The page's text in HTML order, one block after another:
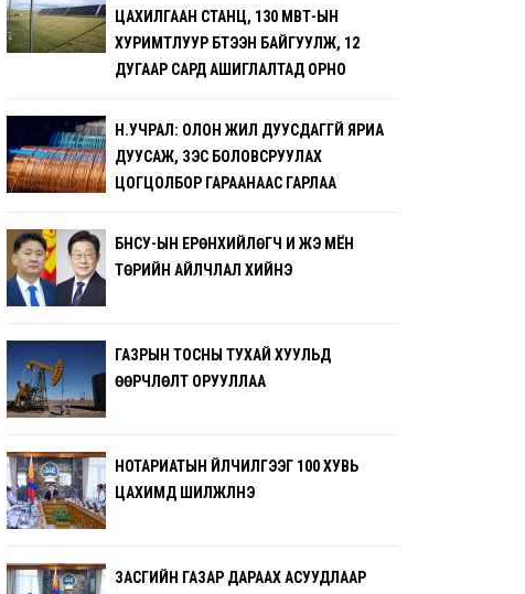
ЦАХИЛГААН СТАНЦ, 130 МВТ-ЫН
ХУРИМТЛУУР БҮТЭЭН БАЙГУУЛЖ, 12
ДУГААР САРД АШИГЛАЛТАД ОРНО
Н.УЧРАЛ: ОЛОН ЖИЛ ДУУСДАГГҮЙ ЯРИА
ДУУСАЖ, ЗЭС БОЛОВСРУУЛАХ
ЦОГЦОЛБОР ГАРААНААС ГАРЛАА
БНСУ-ЫН ЕРӨНХИЙЛӨГЧ И ЖЭ МЁН
ТӨРИЙН АЙЛЧЛАЛ ХИЙНЭ
ГАЗРЫН ТОСНЫ ТУХАЙ ХУУЛЬД
ӨӨРЧЛӨЛТ ОРУУЛЛАА
НОТАРИАТЫН ҮЙЛЧИЛГЭЭГ 100 ХУВЬ
ЦАХИМД ШИЛЖҮҮЛНЭ
ЗАСГИЙН ГАЗАР ДАРААХ АСУУДЛААР